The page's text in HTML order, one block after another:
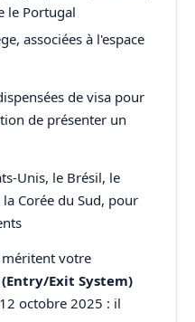
le Portugal
associées à l'espace
de visa pour
de présenter un
Unis, le Brésil, le
Corée du Sud, pour
méritent votre
(Entry/Exit System)
octobre 2025 : il